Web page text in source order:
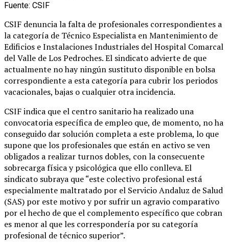
Fuente: CSIF
CSIF denuncia la falta de profesionales correspondientes a
la categoría de Técnico Especialista en Mantenimiento de
Edificios e Instalaciones Industriales del Hospital Comarcal
del Valle de Los Pedroches. El sindicato advierte de que
actualmente no hay ningún sustituto disponible en bolsa
correspondiente a esta categoría para cubrir los periodos
vacacionales, bajas o cualquier otra incidencia.
CSIF indica que el centro sanitario ha realizado una
convocatoria específica de empleo que, de momento, no ha
conseguido dar solución completa a este problema, lo que
supone que los profesionales que están en activo se ven
obligados a realizar turnos dobles, con la consecuente
sobrecarga física y psicológica que ello conlleva. El
sindicato subraya que “este colectivo profesional está
especialmente maltratado por el Servicio Andaluz de Salud
(SAS) por este motivo y por sufrir un agravio comparativo
por el hecho de que el complemento específico que cobran
es menor al que les correspondería por su categoría
profesional de técnico superior”.